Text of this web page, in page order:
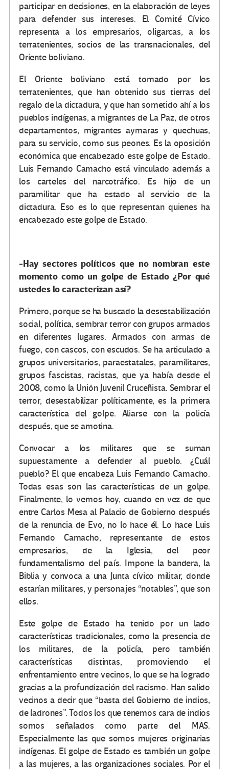
participar en decisiones, en la elaboración de leyes
para defender sus intereses. El Comité Cívico
representa a los empresarios, oligarcas, a los
terratenientes, socios de las transnacionales, del
Oriente boliviano.
El Oriente boliviano está tomado por los
terratenientes, que han obtenido sus tierras del
regalo de la dictadura, y que han sometido ahí a los
pueblos indígenas, a migrantes de La Paz, de otros
departamentos, migrantes aymaras y quechuas,
para su servicio, como sus peones. Es la oposición
económica que encabezado este golpe de Estado.
Luis Fernando Camacho está vinculado además a
los carteles del narcotráfico. Es hijo de un
paramilitar que ha estado al servicio de la
dictadura. Eso es lo que representan quienes ha
encabezado este golpe de Estado.
-Hay sectores políticos que no nombran este
momento como un golpe de Estado ¿Por qué
ustedes lo caracterizan así?
Primero, porque se ha buscado la desestabilización
social, política, sembrar terror con grupos armados
en diferentes lugares. Armados con armas de
fuego, con cascos, con escudos. Se ha articulado a
grupos universitarios, paraestatales, paramilitares,
grupos fascistas, racistas, que ya había desde el
2008, como la Unión Juvenil Cruceñista. Sembrar el
terror, desestabilizar políticamente, es la primera
característica del golpe. Aliarse con la policía
después, que se amotina.
Convocar a los militares que se suman
supuestamente a defender al pueblo. ¿Cuál
pueblo? El que encabeza Luis Fernando Camacho.
Todas esas son las características de un golpe.
Finalmente, lo vemos hoy, cuando en vez de que
entre Carlos Mesa al Palacio de Gobierno después
de la renuncia de Evo, no lo hace él. Lo hace Luis
Fernando Camacho, representante de estos
empresarios, de la Iglesia, del peor
fundamentalismo del país. Impone la bandera, la
Biblia y convoca a una Junta cívico militar, donde
estarían militares, y personajes “notables”, que son
ellos.
Este golpe de Estado ha tenido por un lado
características tradicionales, como la presencia de
los militares, de la policía, pero también
características distintas, promoviendo el
enfrentamiento entre vecinos, lo que se ha logrado
gracias a la profundización del racismo. Han salido
vecinos a decir que “basta del Gobierno de indios,
de ladrones”. Todos los que tenemos cara de indios
somos señalados como parte del MAS.
Especialmente las que somos mujeres originarias
indígenas. El golpe de Estado es también un golpe
a las mujeres, a las organizaciones sociales. Por el